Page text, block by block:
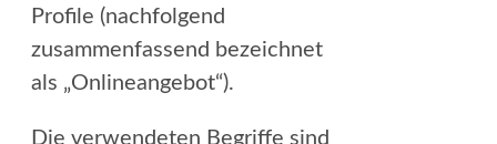
Profile (nachfolgend
zusammenfassend bezeichnet
als „Onlineangebot“).
Die verwendeten Begriffe sind